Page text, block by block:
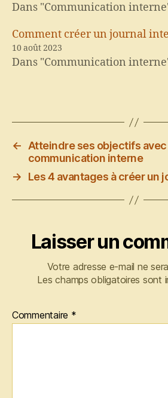
Dans "Communication
Comment créer un journal
10 août 2023
Dans "Communication
←
Atteindre ses objectifs
communication interne
→
Les 4 avantages à créer un
Laisser un
Votre adresse e-mail ne
Les champs obligatoires sont
Commentaire *